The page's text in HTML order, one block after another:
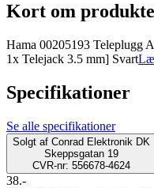
Kort om
Hama 00205193 Teleplugg
1x Telejack 3.5 mm] Svart
Specifikationer
Se alle specifikationer
Solgt af Conrad Elektronik DK
Skeppsgatan 19
CVR-nr: 556678-4624
38.-